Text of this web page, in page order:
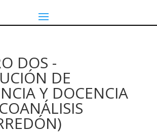
DOS -
DE
Y DOCENCIA